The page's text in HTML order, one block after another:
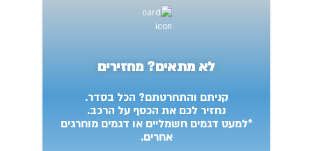
לא מתאים? מחזירים
קניתם והתחרטתם? הכל בסדר.
נחזיר לכם את הכסף על הרכב.
*למעט דגמים חשמליים או דגמים מוחרגים
אחרים.